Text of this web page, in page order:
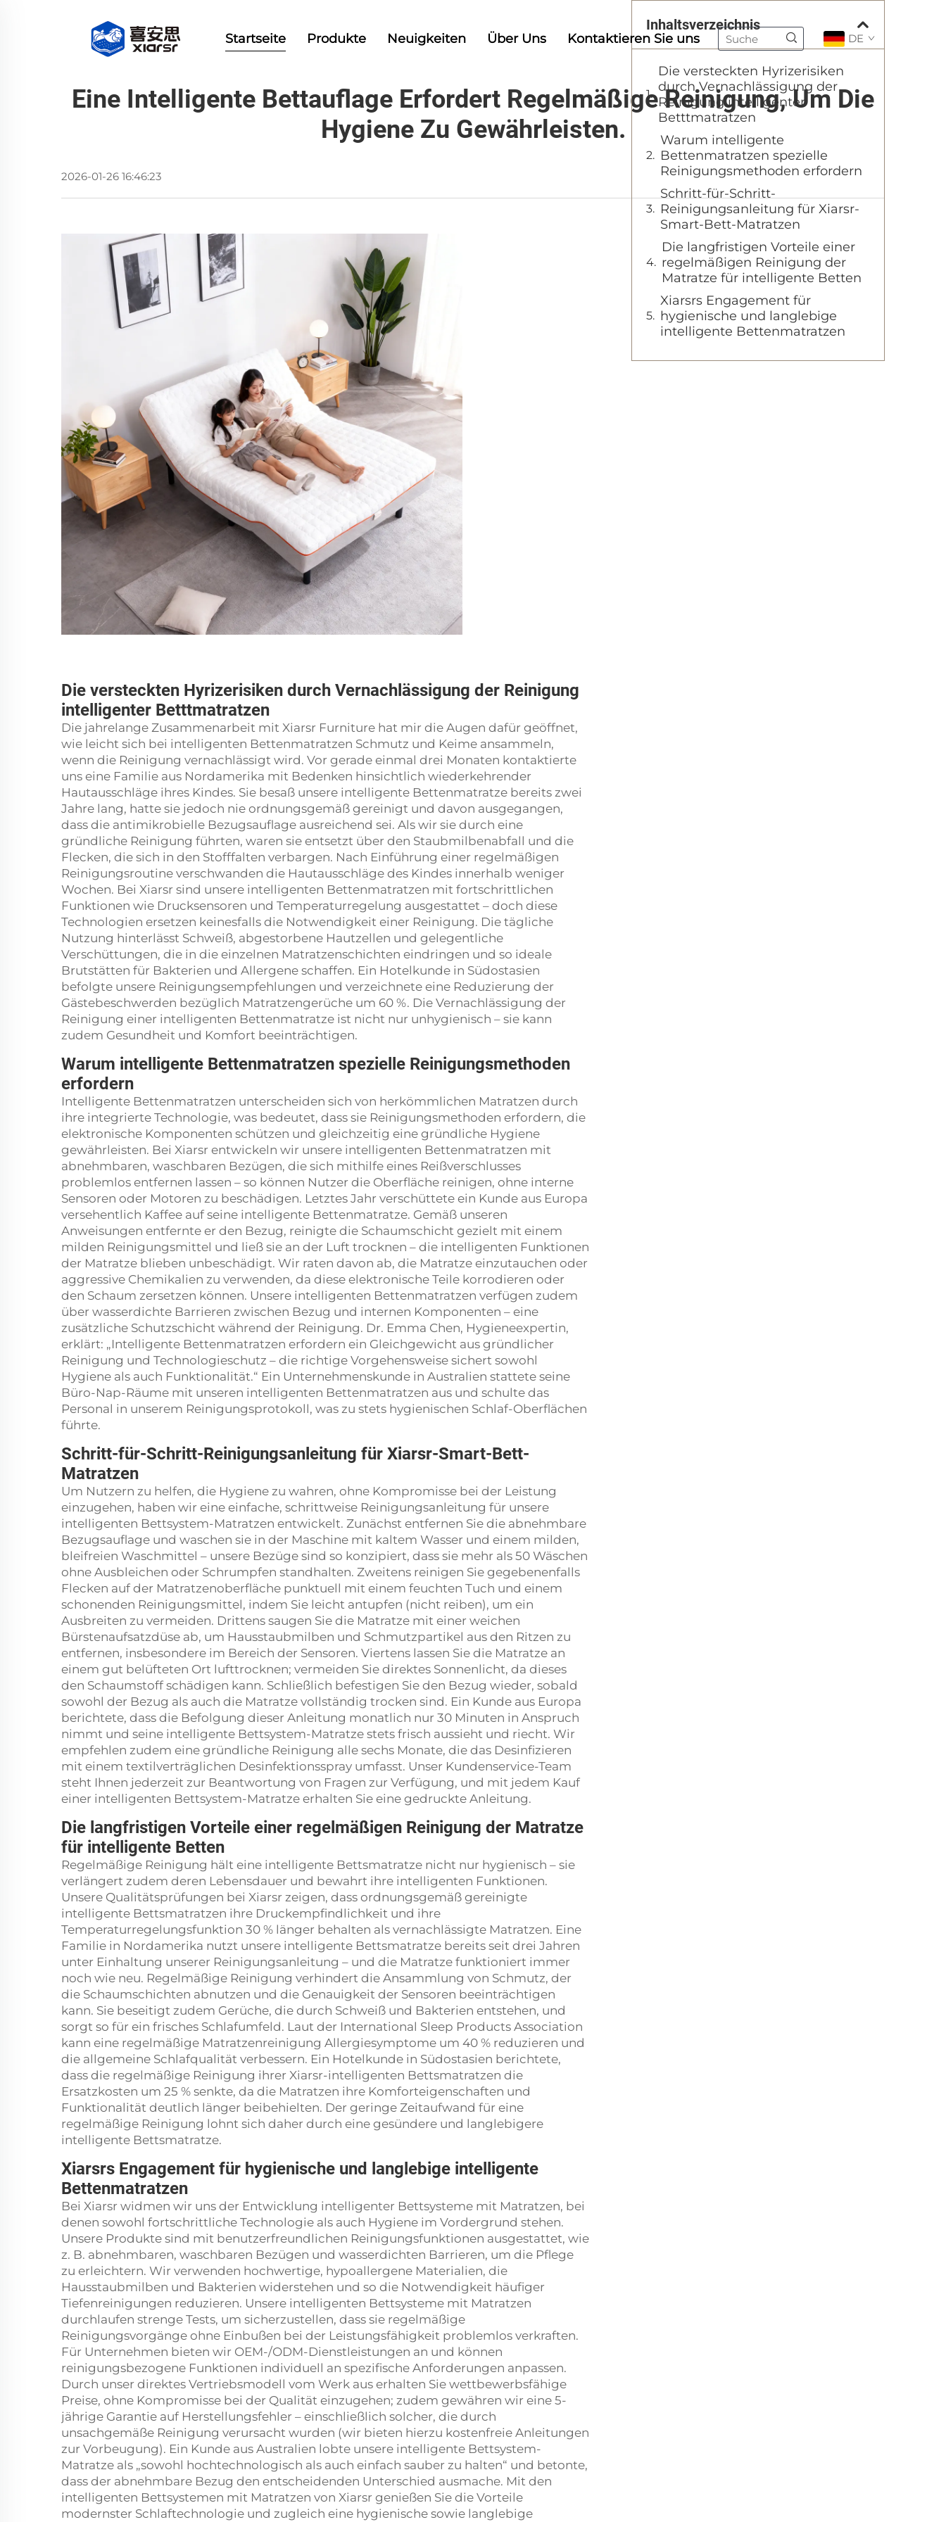
Startseite Produkte Neuigkeiten Über Uns Kontaktieren Sie uns DE
Eine Intelligente Bettauflage Erfordert Regelmäßige Reinigung, Um Die
Hygiene Zu Gewährleisten.
2026-01-26 16:46:23
Die versteckten Hyrizerisiken durch Vernachlässigung der Reinigung
intelligenter Betttmatratzen
Die jahrelange Zusammenarbeit mit Xiarsr Furniture hat mir die Augen dafür geöffnet,
wie leicht sich bei intelligenten Bettenmatratzen Schmutz und Keime ansammeln,
wenn die Reinigung vernachlässigt wird. Vor gerade einmal drei Monaten kontaktierte
uns eine Familie aus Nordamerika mit Bedenken hinsichtlich wiederkehrender
Hautausschläge ihres Kindes. Sie besaß unsere intelligente Bettenmatratze bereits zwei
Jahre lang, hatte sie jedoch nie ordnungsgemäß gereinigt und davon ausgegangen,
dass die antimikrobielle Bezugsauflage ausreichend sei. Als wir sie durch eine
gründliche Reinigung führten, waren sie entsetzt über den Staubmilbenabfall und die
Flecken, die sich in den Stofffalten verbargen. Nach Einführung einer regelmäßigen
Reinigungsroutine verschwanden die Hautausschläge des Kindes innerhalb weniger
Wochen. Bei Xiarsr sind unsere intelligenten Bettenmatratzen mit fortschrittlichen
Funktionen wie Drucksensoren und Temperaturregelung ausgestattet – doch diese
Technologien ersetzen keinesfalls die Notwendigkeit einer Reinigung. Die tägliche
Nutzung hinterlässt Schweiß, abgestorbene Hautzellen und gelegentliche
Verschüttungen, die in die einzelnen Matratzenschichten eindringen und so ideale
Brutstätten für Bakterien und Allergene schaffen. Ein Hotelkunde in Südostasien
befolgte unsere Reinigungsempfehlungen und verzeichnete eine Reduzierung der
Gästebeschwerden bezüglich Matratzengerüche um 60 %. Die Vernachlässigung der
Reinigung einer intelligenten Bettenmatratze ist nicht nur unhygienisch – sie kann
zudem Gesundheit und Komfort beeinträchtigen.
Warum intelligente Bettenmatratzen spezielle Reinigungsmethoden
erfordern
Intelligente Bettenmatratzen unterscheiden sich von herkömmlichen Matratzen durch
ihre integrierte Technologie, was bedeutet, dass sie Reinigungsmethoden erfordern, die
elektronische Komponenten schützen und gleichzeitig eine gründliche Hygiene
gewährleisten. Bei Xiarsr entwickeln wir unsere intelligenten Bettenmatratzen mit
abnehmbaren, waschbaren Bezügen, die sich mithilfe eines Reißverschlusses
problemlos entfernen lassen – so können Nutzer die Oberfläche reinigen, ohne interne
Sensoren oder Motoren zu beschädigen. Letztes Jahr verschüttete ein Kunde aus Europa
versehentlich Kaffee auf seine intelligente Bettenmatratze. Gemäß unseren
Anweisungen entfernte er den Bezug, reinigte die Schaumschicht gezielt mit einem
milden Reinigungsmittel und ließ sie an der Luft trocknen – die intelligenten Funktionen
der Matratze blieben unbeschädigt. Wir raten davon ab, die Matratze einzutauchen oder
aggressive Chemikalien zu verwenden, da diese elektronische Teile korrodieren oder
den Schaum zersetzen können. Unsere intelligenten Bettenmatratzen verfügen zudem
über wasserdichte Barrieren zwischen Bezug und internen Komponenten – eine
zusätzliche Schutzschicht während der Reinigung. Dr. Emma Chen, Hygieneexpertin,
erklärt: „Intelligente Bettenmatratzen erfordern ein Gleichgewicht aus gründlicher
Reinigung und Technologieschutz – die richtige Vorgehensweise sichert sowohl
Hygiene als auch Funktionalität.“ Ein Unternehmenskunde in Australien stattete seine
Büro-Nap-Räume mit unseren intelligenten Bettenmatratzen aus und schulte das
Personal in unserem Reinigungsprotokoll, was zu stets hygienischen Schlaf-Oberflächen
führte.
Schritt-für-Schritt-Reinigungsanleitung für Xiarsr-Smart-Bett-
Matratzen
Um Nutzern zu helfen, die Hygiene zu wahren, ohne Kompromisse bei der Leistung
einzugehen, haben wir eine einfache, schrittweise Reinigungsanleitung für unsere
intelligenten Bettsystem-Matratzen entwickelt. Zunächst entfernen Sie die abnehmbare
Bezugsauflage und waschen sie in der Maschine mit kaltem Wasser und einem milden,
bleifreien Waschmittel – unsere Bezüge sind so konzipiert, dass sie mehr als 50 Wäschen
ohne Ausbleichen oder Schrumpfen standhalten. Zweitens reinigen Sie gegebenenfalls
Flecken auf der Matratzenoberfläche punktuell mit einem feuchten Tuch und einem
schonenden Reinigungsmittel, indem Sie leicht antupfen (nicht reiben), um ein
Ausbreiten zu vermeiden. Drittens saugen Sie die Matratze mit einer weichen
Bürstenaufsatzdüse ab, um Hausstaubmilben und Schmutzpartikel aus den Ritzen zu
entfernen, insbesondere im Bereich der Sensoren. Viertens lassen Sie die Matratze an
einem gut belüfteten Ort lufttrocknen; vermeiden Sie direktes Sonnenlicht, da dieses
den Schaumstoff schädigen kann. Schließlich befestigen Sie den Bezug wieder, sobald
sowohl der Bezug als auch die Matratze vollständig trocken sind. Ein Kunde aus Europa
berichtete, dass die Befolgung dieser Anleitung monatlich nur 30 Minuten in Anspruch
nimmt und seine intelligente Bettsystem-Matratze stets frisch aussieht und riecht. Wir
empfehlen zudem eine gründliche Reinigung alle sechs Monate, die das Desinfizieren
mit einem textilverträglichen Desinfektionsspray umfasst. Unser Kundenservice-Team
steht Ihnen jederzeit zur Beantwortung von Fragen zur Verfügung, und mit jedem Kauf
einer intelligenten Bettsystem-Matratze erhalten Sie eine gedruckte Anleitung.
Die langfristigen Vorteile einer regelmäßigen Reinigung der Matratze
für intelligente Betten
Regelmäßige Reinigung hält eine intelligente Bettsmatratze nicht nur hygienisch – sie
verlängert zudem deren Lebensdauer und bewahrt ihre intelligenten Funktionen.
Unsere Qualitätsprüfungen bei Xiarsr zeigen, dass ordnungsgemäß gereinigte
intelligente Bettsmatratzen ihre Druckempfindlichkeit und ihre
Temperaturregelungsfunktion 30 % länger behalten als vernachlässigte Matratzen. Eine
Familie in Nordamerika nutzt unsere intelligente Bettsmatratze bereits seit drei Jahren
unter Einhaltung unserer Reinigungsanleitung – und die Matratze funktioniert immer
noch wie neu. Regelmäßige Reinigung verhindert die Ansammlung von Schmutz, der
die Schaumschichten abnutzen und die Genauigkeit der Sensoren beeinträchtigen
kann. Sie beseitigt zudem Gerüche, die durch Schweiß und Bakterien entstehen, und
sorgt so für ein frisches Schlafumfeld. Laut der International Sleep Products Association
kann eine regelmäßige Matratzenreinigung Allergiesymptome um 40 % reduzieren und
die allgemeine Schlafqualität verbessern. Ein Hotelkunde in Südostasien berichtete,
dass die regelmäßige Reinigung ihrer Xiarsr-intelligenten Bettsmatratzen die
Ersatzkosten um 25 % senkte, da die Matratzen ihre Komforteigenschaften und
Funktionalität deutlich länger beibehielten. Der geringe Zeitaufwand für eine
regelmäßige Reinigung lohnt sich daher durch eine gesündere und langlebigere
intelligente Bettsmatratze.
Xiarsrs Engagement für hygienische und langlebige intelligente
Bettenmatratzen
Bei Xiarsr widmen wir uns der Entwicklung intelligenter Bettsysteme mit Matratzen, bei
denen sowohl fortschrittliche Technologie als auch Hygiene im Vordergrund stehen.
Unsere Produkte sind mit benutzerfreundlichen Reinigungsfunktionen ausgestattet, wie
z. B. abnehmbaren, waschbaren Bezügen und wasserdichten Barrieren, um die Pflege
zu erleichtern. Wir verwenden hochwertige, hypoallergene Materialien, die
Hausstaubmilben und Bakterien widerstehen und so die Notwendigkeit häufiger
Tiefenreinigungen reduzieren. Unsere intelligenten Bettsysteme mit Matratzen
durchlaufen strenge Tests, um sicherzustellen, dass sie regelmäßige
Reinigungsvorgänge ohne Einbußen bei der Leistungsfähigkeit problemlos verkraften.
Für Unternehmen bieten wir OEM-/ODM-Dienstleistungen an und können
reinigungsbezogene Funktionen individuell an spezifische Anforderungen anpassen.
Durch unser direktes Vertriebsmodell vom Werk aus erhalten Sie wettbewerbsfähige
Preise, ohne Kompromisse bei der Qualität einzugehen; zudem gewähren wir eine 5-
jährige Garantie auf Herstellungsfehler – einschließlich solcher, die durch
unsachgemäße Reinigung verursacht wurden (wir bieten hierzu kostenfreie Anleitungen
zur Vorbeugung). Ein Kunde aus Australien lobte unsere intelligente Bettsystem-
Matratze als „sowohl hochtechnologisch als auch einfach sauber zu halten“ und betonte,
dass der abnehmbare Bezug den entscheidenden Unterschied ausmache. Mit den
intelligenten Bettsystemen mit Matratzen von Xiarsr genießen Sie die Vorteile
modernster Schlaftechnologie und zugleich eine hygienische sowie langlebige
Inhaltsverzeichnis
Die versteckten Hyrizerisiken
durch Vernachlässigung der
Reinigung intelligenter
Betttmatratzen
Warum intelligente
Bettenmatratzen spezielle
Reinigungsmethoden erfordern
Schritt-für-Schritt-
Reinigungsanleitung für Xiarsr-
Smart-Bett-Matratzen
Die langfristigen Vorteile einer
regelmäßigen Reinigung der
Matratze für intelligente Betten
Xiarsrs Engagement für
hygienische und langlebige
intelligente Bettenmatratzen